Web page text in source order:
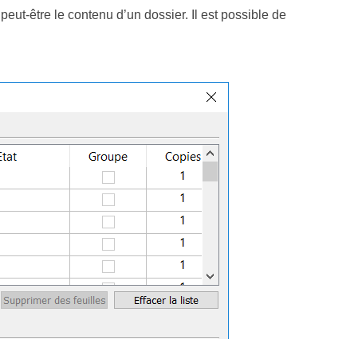
être le contenu d’un dossier. Il est possible de